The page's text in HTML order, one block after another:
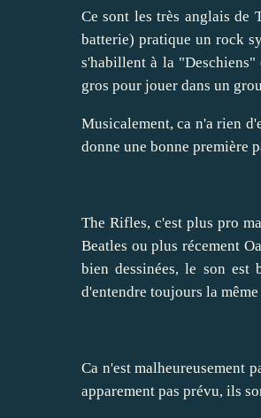
Ce sont les très anglais de
batterie) pratique un rock
s'habillent à la "Deschiens"
gros pour jouer dans un
Musicalement, ca n'a rien
donne une bonne première
The Rifles, c'est plus pro
Beatles ou plus récement
bien dessinées, le son est
d'entendre toujours la même
Ca n'est malheureusement
apparement pas prévu, ils